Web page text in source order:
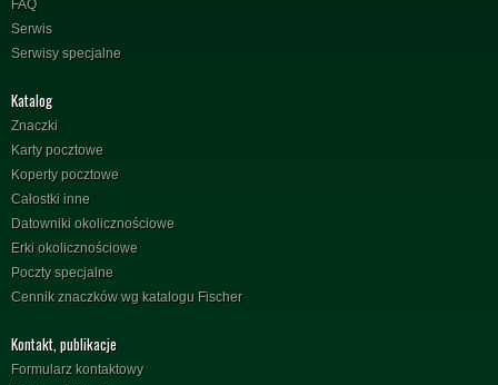
FAQ
Serwis
Serwisy specjalne
Katalog
Znaczki
Karty pocztowe
Koperty pocztowe
Całostki inne
Datowniki okolicznościowe
Erki okolicznościowe
Poczty specjalne
Cennik znaczków wg katalogu Fischer
Kontakt, publikacje
Formularz kontaktowy